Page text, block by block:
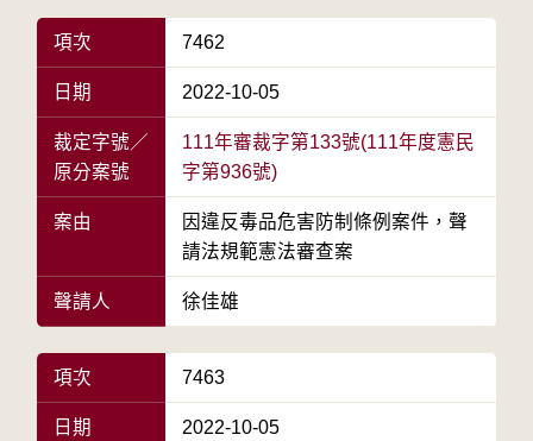
項次 7462
日期 2022-10-05
裁定字號／
原分案號
111年審裁字第133號(111年度憲民
字第936號)
案由
因違反毒品危害防制條例案件，聲
請法規範憲法審查案
聲請人 徐佳雄
項次 7463
日期 2022-10-05